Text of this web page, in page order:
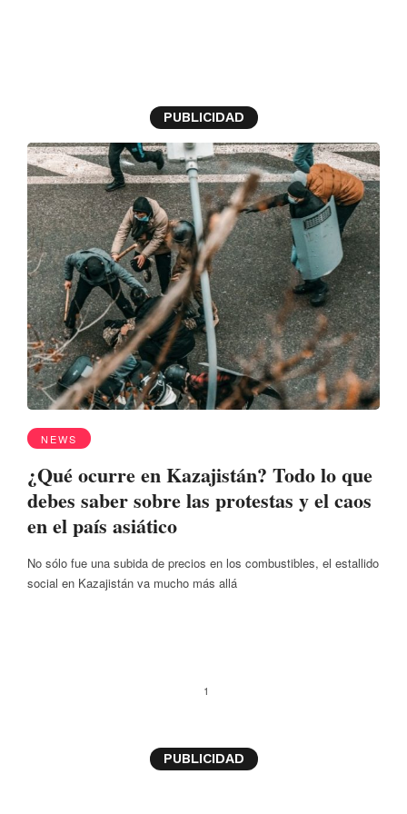
PUBLICIDAD
NEWS
¿Qué ocurre en Kazajistán? Todo lo que
debes saber sobre las protestas y el caos
en el país asiático
No sólo fue una subida de precios en los combustibles, el estallido
social en Kazajistán va mucho más allá
1
PUBLICIDAD